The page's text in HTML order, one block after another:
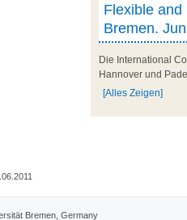
Flexible
Bremen.
Die International
Hannover und
[Alles Zeigen]
Bremen, Germany